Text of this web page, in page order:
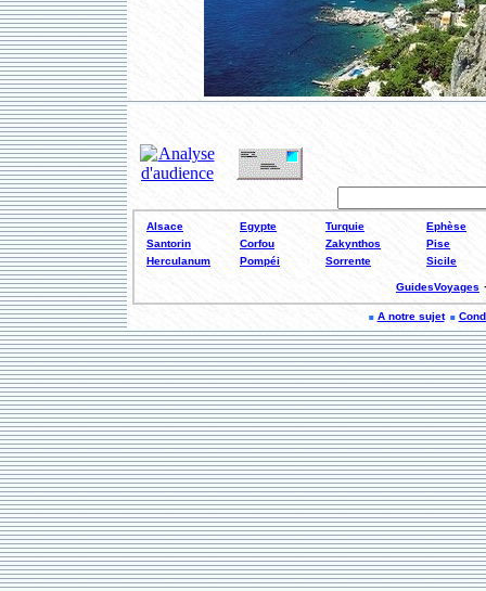
Alsace Egypte Turquie
Ephèse
Santorin
Corfou Zakynthos
Pise
Herculanum
Pompéi Sorrente Sicile
GuidesVoyages
A notre sujet